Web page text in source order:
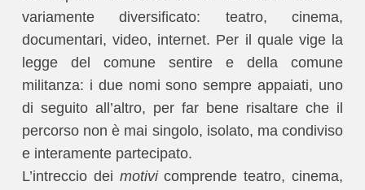
variamente diversificato: teatro, cinema,
documentari, video, internet. Per il quale vige la
legge del comune sentire e della comune
militanza: i due nomi sono sempre appaiati, uno
di seguito all’altro, per far bene risaltare che il
percorso non è mai singolo, isolato, ma condiviso
e interamente partecipato.
L’intreccio dei motivicomprende teatro, cinema,